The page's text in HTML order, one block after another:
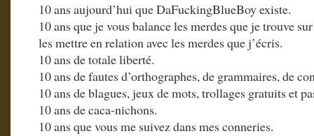
10 ans aujourd’hui que DaFuckingBlueBoy existe.
10 ans que je vous balance les merdes que je trouve
les mettre en relation avec les merdes que j’écris.
10 ans de totale liberté.
10 ans de fautes d’orthographes, de grammaires, de
10 ans de blagues, jeux de mots, trollages gratuits et
10 ans de caca-nichons.
10 ans que vous me suivez dans mes conneries.